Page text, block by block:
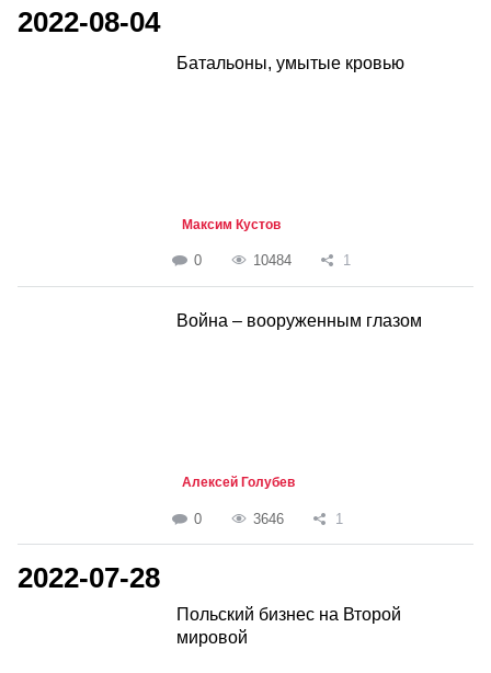
2022-08-04
Батальоны, умытые кровью
Максим Кустов
0 10484 1
Война – вооруженным глазом
Алексей Голубев
0 3646 1
2022-07-28
Польский бизнес на Второй
мировой